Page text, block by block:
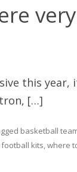
this
[…]
basketball
kits,where